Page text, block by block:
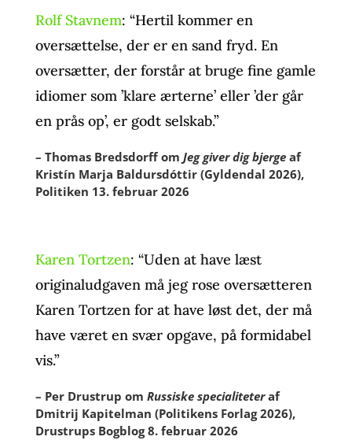
Rolf Stavnem: “Hertil kommer en
oversættelse, der er en sand fryd. En
oversætter, der forstår at bruge fine gamle
idiomer som ’klare ærterne’ eller ’der går
en prås op’, er godt selskab.”
– Thomas Bredsdorff om Jeg giver dig bjergeaf
Kristín Marja Baldursdóttir (Gyldendal 2026),
Politiken 13. februar 2026
Karen Tortzen: “Uden at have læst
originaludgaven må jeg rose oversætteren
Karen Tortzen for at have løst det, der må
have været en svær opgave, på formidabel
vis.”
– Per Drustrup om Russiske specialiteteraf
Dmitrij Kapitelman (Politikens Forlag 2026),
Drustrups Bogblog 8. februar 2026